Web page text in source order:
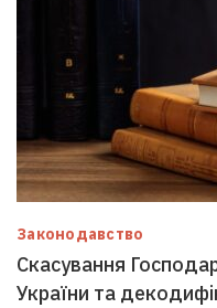
Законодавство
Скасування
України та